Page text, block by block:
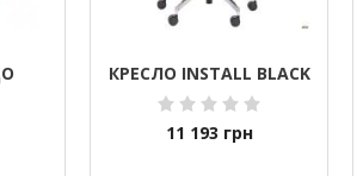
КРЕСЛО INSTALL BLACK
11 193 грн